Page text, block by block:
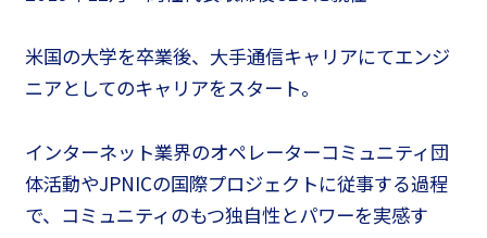
米国の大学を卒業後、大手通信キャリアにてエンジ
ニアとしてのキャリアをスタート。
インターネット業界のオペレーターコミュニティ団
体活動やJPNICの国際プロジェクトに従事する過程
で、コミュニティのもつ独自性とパワーを実感す